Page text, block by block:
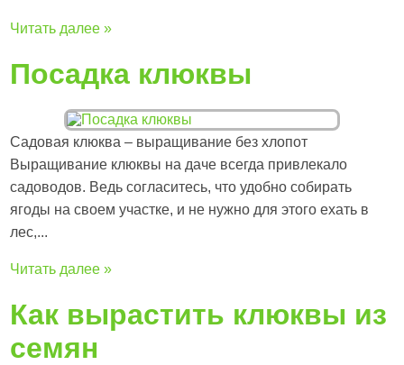
Читать далее »
Посадка клюквы
Садовая клюква – выращивание без хлопот
Выращивание клюквы на даче всегда привлекало
садоводов. Ведь согласитесь, что удобно собирать
ягоды на своем участке, и не нужно для этого ехать в
лес,...
Читать далее »
Как вырастить клюквы из
семян